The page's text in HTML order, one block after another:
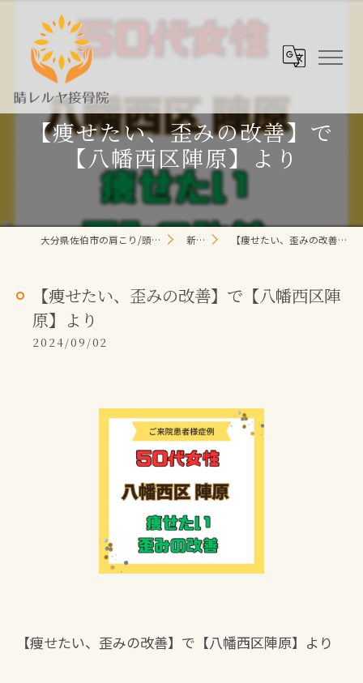
【痩せたい、歪みの改善】で
【八幡西区陣原】より
大分県佐伯市の肩こり/頭痛/腰痛 なら晴レルヤ整体院 新着情報 【痩せたい、歪みの改善】で【八幡西区陣原】より
【痩せたい、歪みの改善】で【八幡西区陣
原】より
2024/09/02
【痩せたい、歪みの改善】で【八幡西区陣原】より